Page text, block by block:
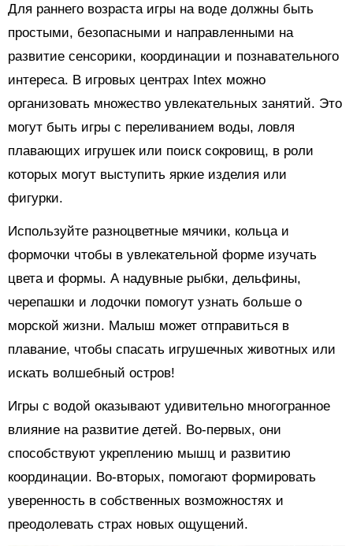
Для раннего возраста игры на воде должны быть
простыми, безопасными и направленными на
развитие сенсорики, координации и познавательного
интереса. В игровых центрах Intex можно
организовать множество увлекательных занятий. Это
могут быть игры с переливанием воды, ловля
плавающих игрушек или поиск сокровищ, в роли
которых могут выступить яркие изделия или
фигурки.
Используйте разноцветные мячики, кольца и
формочки чтобы в увлекательной форме изучать
цвета и формы. А надувные рыбки, дельфины,
черепашки и лодочки помогут узнать больше о
морской жизни. Малыш может отправиться в
плавание, чтобы спасать игрушечных животных или
искать волшебный остров!
Игры с водой оказывают удивительно многогранное
влияние на развитие детей. Во-первых, они
способствуют укреплению мышц и развитию
координации. Во-вторых, помогают формировать
уверенность в собственных возможностях и
преодолевать страх новых ощущений.